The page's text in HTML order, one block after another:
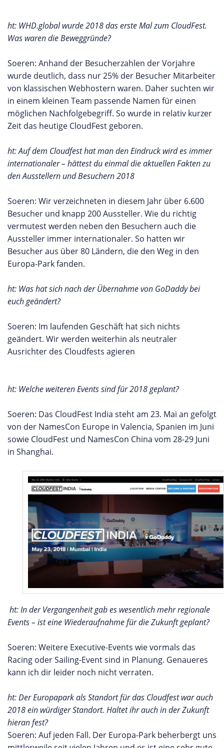
ht: WHD.global wurde 2018 das erste Mal zum CloudFest.
Was waren die Beweggründe?
Soeren: Anhand der Besucherzahlen der Vorjahre
wurde deutlich, dass nur 25% der Besucher Mitarbeiter
von klassischen Webhostern waren. Daher suchten wir
in einem kleinen Team passende Namen für einen
möglichen Nachfolgebegriff. So wurde in relativ kurzer
Zeit das heutige CloudFest geboren.
ht: Auf dem Cloudfest hat man den Eindruck wird es immer
internationaler – hättest du einmal die aktuellen Fakten zu
den Ausstellern und Besuchern 2018
Soeren: Wir verzeichneten in diesem Jahr über 6.600
Besucher und knapp 200 Aussteller. Wie du richtig
vermutest werden neben den Besuchern auch die
Aussteller immer internationaler. So hatten wir
Besucher aus über 80 Ländern, die den Weg in den
Europa-Park fanden.
ht: Was hat sich nach der Übernahme von GoDaddy bei
euch geändert?
Soeren: Im laufenden Geschäft hat sich nichts
geändert. Wir werden weiterhin als neutraler
Ausrichter des Cloudfests agieren
ht: Welche weiteren Events sind für 2018 geplant?
Soeren: Das CloudFest India steht am 23. Mai an gefolgt
von der NamesCon Europe in Valencia, Spanien im Juni
sowie CloudFest und NamesCon China vom 28-29 Juni
in Shanghai.
ht: In der Vergangenheit gab es wesentlich mehr regionale
Events – ist eine Wiederaufnahme für die Zukunft geplant?
Soeren: Weitere Executive-Events wie vormals das
Racing oder Sailing-Event sind in Planung. Genaueres
kann ich dir leider noch nicht verraten.
ht: Der Europapark als Standort für das Cloudfest war auch
2018 ein würdiger Standort. Haltet ihr auch in der Zukunft
hieran fest?
Soeren: Auf jeden Fall. Der Europa-Park beherbergt uns